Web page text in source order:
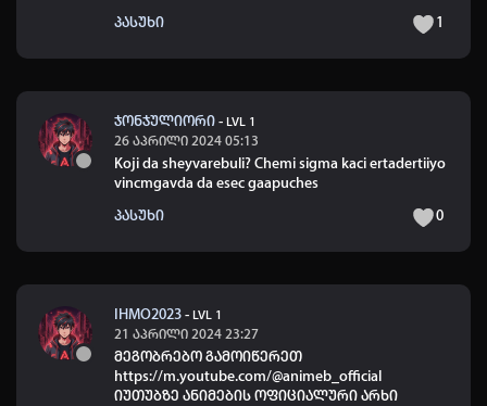
პასუხი 1
ჯონჯულიორი - LVL 1
26 აპრილი 2024 05:13
Koji da sheyvarebuli? Chemi sigma kaci ertadertiiyo
vincmgavda da esec gaapuches
პასუხი 0
IHMO2023 - LVL 1
21 აპრილი 2024 23:27
მეგობრებო გამოიწერეთ
https://m.youtube.com/@animeb_official
იუთუბზე ანიმების ოფიციალური არხი